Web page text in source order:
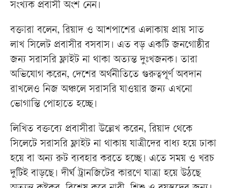
সংখ্যক প্রবাসী অংশ নেন।
বক্তারা বলেন, রিয়াদ ও আশপাশের এলাকায় প্রায় সাত
লাখ সিলেট প্রবাসীর বসবাস। এত বড় একটি জনগোষ্ঠীর
জন্য সরাসরি ফ্লাইট না থাকা অত্যন্ত দুঃখজনক। তারা
অভিযোগ করেন, দেশের অর্থনীতিতে গুরুত্বপূর্ণ অবদান
রাখলেও নিজ অঞ্চলে সরাসরি যাওয়ার জন্য এখনো
ভোগান্তি পোহাতে হচ্ছে।
লিখিত বক্তব্যে প্রবাসীরা উল্লেখ করেন, রিয়াদ থেকে
সিলেটে সরাসরি ফ্লাইট না থাকায় যাত্রীদের বাধ্য হয়ে ঢাকা
হয়ে বা অন্য রুট ব্যবহার করতে হচ্ছে। এতে সময় ও খরচ
দুটিই বাড়ছে। দীর্ঘ ট্রানজিটের কারণে যাত্রা হয়ে উঠছে